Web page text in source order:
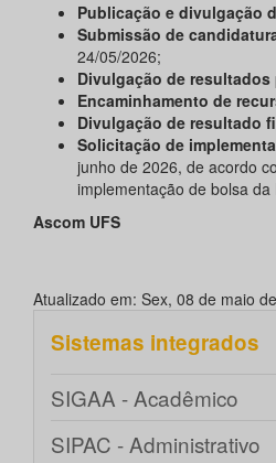
Publicação e divulgação
Submissão de
24/05/2026;
Divulgação de resultados
Encaminhamento de
Divulgação de resultado
Solicitação de
junho de 2026, de acordo
implementação de bolsa da
Ascom UFS
Atualizado em: Sex, 08 de maio
Sistemas integrados
SIGAA - Acadêmico
SIPAC - Administrativo